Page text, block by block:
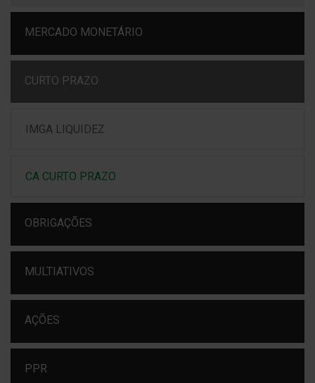
MERCADO MONETÁRIO
CURTO PRAZO
IMGA LIQUIDEZ
CA CURTO PRAZO
OBRIGAÇÕES
MULTIATIVOS
AÇÕES
PPR